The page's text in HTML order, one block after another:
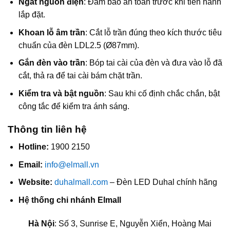
Ngắt nguồn điện: Đảm bảo an toàn trước khi tiến hành
lắp đặt.
Khoan lỗ âm trần: Cắt lỗ trần đúng theo kích thước tiêu
chuẩn của đèn LDL2.5 (Ø87mm).
Gắn đèn vào trần: Bóp tai cài của đèn và đưa vào lỗ đã
cắt, thả ra để tai cài bám chặt trần.
Kiểm tra và bật nguồn: Sau khi cố định chắc chắn, bật
công tắc để kiểm tra ánh sáng.
Thông tin liên hệ
Hotline: 1900 2150
Email: info@elmall.vn
Website: duhalmall.com– Đèn LED Duhal chính hãng
Hệ thống chi nhánh Elmall
Hà Nội: Số 3, Sunrise E, Nguyễn Xiển, Hoàng Mai